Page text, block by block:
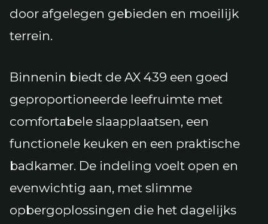
door afgelegen gebieden en moeilijk
terrein.
Binnenin biedt de AX 439 een goed
geproportioneerde leefruimte met
comfortabele slaapplaatsen, een
functionele keuken en een praktische
badkamer. De indeling voelt open en
evenwichtig aan, met slimme
opbergoplossingen die het dagelijks